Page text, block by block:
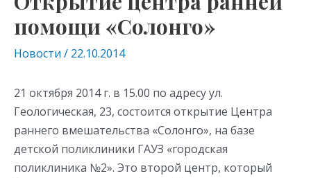
помощи «Солонго»
Новости / 22.10.2014
21 октября 2014 г. в 15.00 по адресу ул.
Геологическая, 23, состоится открытие Центра
раннего вмешательства «Солонго», на базе
детской поликлиники ГАУЗ «городская
поликлиника №2». Это второй центр, который